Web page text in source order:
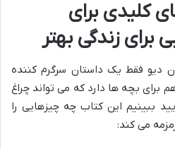
کلیدی برای
زندگی بهتر
دیو فقط یک داستان سرگرم کننده
بچه ها دارد که می تواند چراغ
ببینیم این کتاب چه چیزهایی را
می کند: